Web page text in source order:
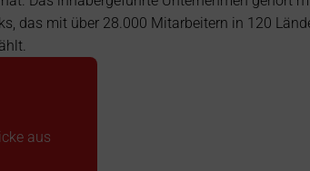
das mit über 28.000 Mitarbeitern in 120
aus